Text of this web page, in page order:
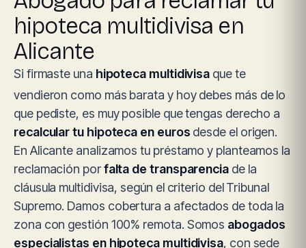
hipoteca multidivisa en
Alicante
Si firmaste una hipoteca multidivisa que te
vendieron como más barata y hoy debes más de lo
que pediste, es muy posible que tengas derecho a
recalcular tu hipoteca en euros desde el origen.
En Alicante analizamos tu préstamo y planteamos la
reclamación porfalta de transparenciade la
cláusula multidivisa, según el criterio del Tribunal
Supremo. Damos cobertura a afectados de toda la
zona con gestión 100% remota. Somos abogados
especialistas en hipoteca multidivisa, con sede